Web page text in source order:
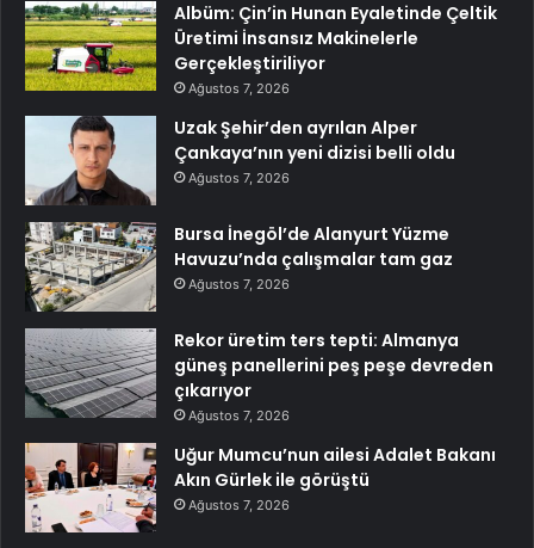
Albüm: Çin’in Hunan Eyaletinde Çeltik
Üretimi İnsansız Makinelerle
Gerçekleştiriliyor
Ağustos 7, 2026
Uzak Şehir’den ayrılan Alper
Çankaya’nın yeni dizisi belli oldu
Ağustos 7, 2026
Bursa İnegöl’de Alanyurt Yüzme
Havuzu’nda çalışmalar tam gaz
Ağustos 7, 2026
Rekor üretim ters tepti: Almanya
güneş panellerini peş peşe devreden
çıkarıyor
Ağustos 7, 2026
Uğur Mumcu’nun ailesi Adalet Bakanı
Akın Gürlek ile görüştü
Ağustos 7, 2026